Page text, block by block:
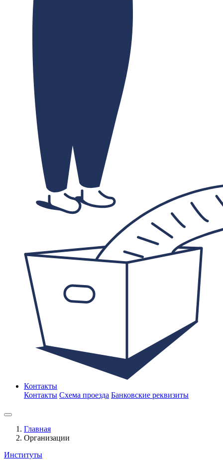
Контакты
Контакты Схема проезда Банковские реквизиты
Главная
Организации
Институты